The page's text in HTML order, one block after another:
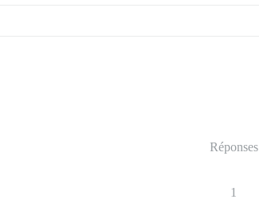
Réponses
1